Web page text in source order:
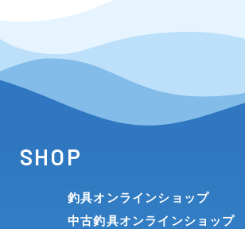
SHOP
釣具オンラインショップ
中古釣具オンラインショップ